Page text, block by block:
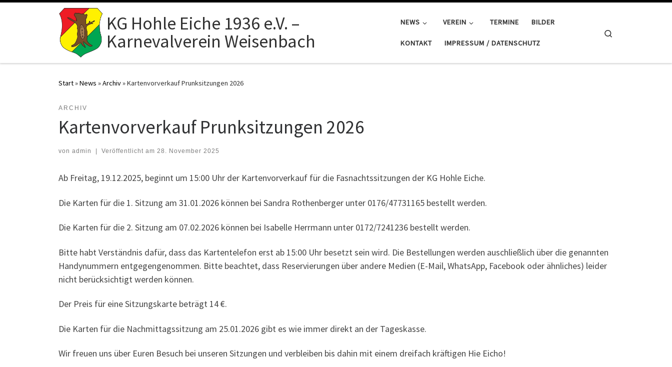
Zum Inhalt springen
KG Hohle Eiche 1936 e.V. –
Karnevalverein Weisenbach
NEWS VEREIN TERMINE BILDER
KONTAKT IMPRESSUM / DATENSCHUTZ
Start»News »Archiv»Kartenvorverkauf Prunksitzungen 2026
ARCHIV
Kartenvorverkauf Prunksitzungen 2026
von admin Veröffentlicht am 28. November 2025
Ab Freitag, 19.12.2025, beginnt um 15:00 Uhr der Kartenvorverkauf für die Fasnachtssitzungen der KG Hohle Eiche.
Die Karten für die 1. Sitzung am 31.01.2026 können bei Sandra Rothenberger unter 0176/47731165 bestellt werden.
Die Karten für die 2. Sitzung am 07.02.2026 können bei Isabelle Herrmann unter 0172/7241236 bestellt werden.
Bitte habt Verständnis dafür, dass das Kartentelefon erst ab 15:00 Uhr besetzt sein wird. Die Bestellungen werden auschließlich über die genannten
Handynummern entgegengenommen. Bitte beachtet, dass Reservierungen über andere Medien (E-Mail, WhatsApp, Facebook oder ähnliches) leider
nicht berücksichtigt werden können.
Der Preis für eine Sitzungskarte beträgt 14 €.
Die Karten für die Nachmittagssitzung am 25.01.2026 gibt es wie immer direkt an der Tageskasse.
Wir freuen uns über Euren Besuch bei unseren Sitzungen und verbleiben bis dahin mit einem dreifach kräftigen Hie Eicho!